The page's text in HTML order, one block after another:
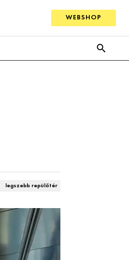
WEBSHOP
legszebb repülőtér